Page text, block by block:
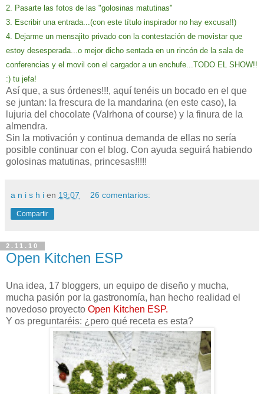
2. Pasarte las fotos de las "golosinas matutinas"
3. Escribir una entrada...(con este título inspirador no hay excusa!!)
4. Dejarme un mensajito privado con la contestación de movistar que
estoy desesperada...o mejor dicho sentada en un rincón de la sala de
conferencias y el movil con el cargador a un enchufe...TODO EL SHOW!!
:) tu jefa!
Así que, a sus órdenes!!!, aquí tenéis un bocado en el que
se juntan: la frescura de la mandarina (en este caso), la
lujuria del chocolate (Valrhona of course) y la finura de la
almendra.
Sin la motivación y continua demanda de ellas no sería
posible continuar con el blog. Con ayuda seguirá habiendo
golosinas matutinas, princesas!!!!!
a n i s h i en 19:07 26 comentarios:
Compartir
2.11.10
Open Kitchen ESP
Una idea, 17 bloggers, un equipo de diseño y mucha,
mucha pasión por la gastronomía, han hecho realidad el
novedoso proyecto Open Kitchen ESP.
Y os preguntaréis: ¿pero qué receta es esta?